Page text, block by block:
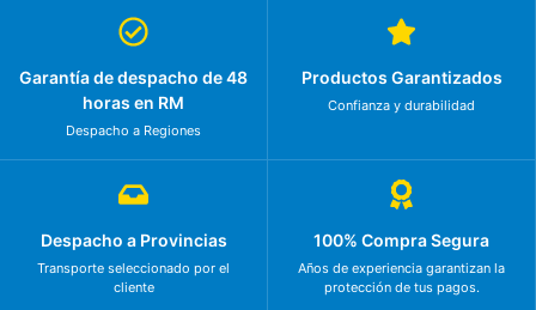
Garantía de despacho de 48
horas en RM
Despacho a Regiones
Productos Garantizados
Confianza y durabilidad
Despacho a Provincias
Transporte seleccionado por el
cliente
100% Compra Segura
Años de experiencia garantizan la
protección de tus pagos.